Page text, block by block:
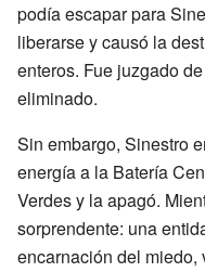
podía escapar para
liberarse y causó la
enteros. Fue juzgado
eliminado.
Sin embargo, Sinestro
energía a la Batería
Verdes y la apagó.
sorprendente: una
encarnación del miedo,